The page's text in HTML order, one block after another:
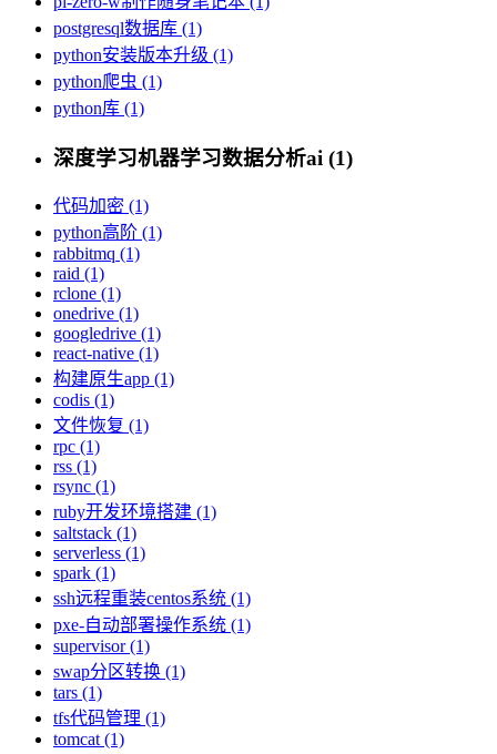
postgresql数据库 (1)
python安装版本升级 (1)
python爬虫 (1)
python库 (1)
深度学习机器学习数据分析ai (1)
代码加密 (1)
python高阶 (1)
rabbitmq (1)
raid (1)
rclone (1)
onedrive (1)
googledrive (1)
react-native (1)
构建原生app (1)
codis (1)
文件恢复 (1)
rpc (1)
rss (1)
rsync (1)
ruby开发环境搭建 (1)
saltstack (1)
serverless (1)
spark (1)
ssh远程重装centos系统 (1)
pxe-自动部署操作系统 (1)
supervisor (1)
swap分区转换 (1)
tars (1)
tfs代码管理 (1)
tomcat (1)